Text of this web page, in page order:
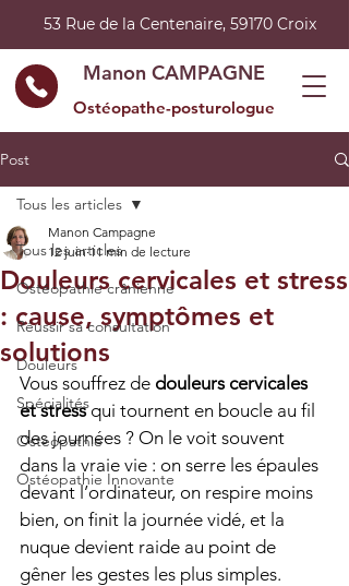
53 Rue de la Centenaire, 59170 Croix
Manon CAMPAGNE
Ostéopathe-posturologue
Post
Tous les articles
Ostéopathie crânienne
Réussir sa consultation
Douleurs
Spécialités
Ostéopathie
Ostéopathie Innovante
Tous les articles
Douleurs cervicales et stress
: cause, symptômes et
solutions
Manon Campagne
12 juin 11 min de lecture
Vous souffrez de douleurs cervicales
et stress qui tournent en boucle au fil
des journées ? On le voit souvent
dans la vraie vie : on serre les épaules
devant l’ordinateur, on respire moins
bien, on finit la journée vidé, et la
nuque devient raide au point de
gêner les gestes les plus simples.